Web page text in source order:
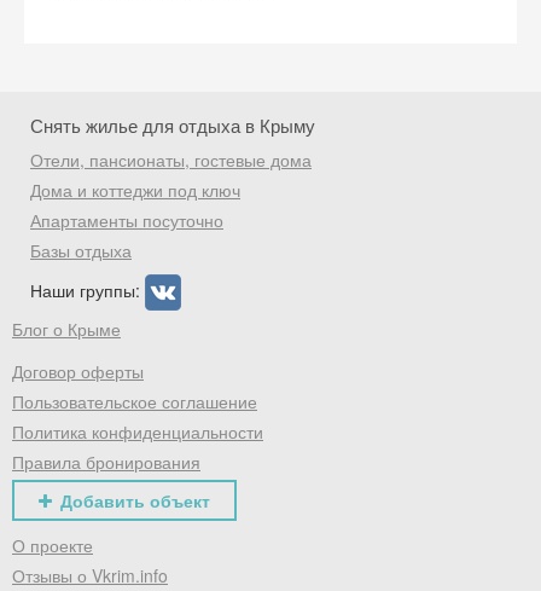
Снять жилье для отдыха в Крыму
Отели, пансионаты, гостевые дома
Дома и коттеджи под ключ
Апартаменты посуточно
Базы отдыха
Наши группы:
Блог о Крыме
Договор оферты
Пользовательское соглашение
Политика конфиденциальности
Правила бронирования
Добавить объект
О проекте
Отзывы о Vkrim.info